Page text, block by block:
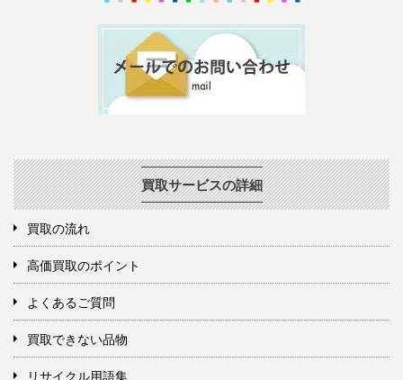
買取サービスの詳細
買取の流れ
高価買取のポイント
よくあるご質問
買取できない品物
リサイクル用語集